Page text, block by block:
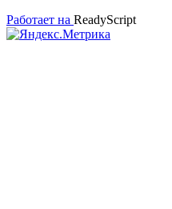
Работает на ReadyScript